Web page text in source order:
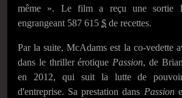
même ». Le film a reçu une sortie
engrangeant 587 615 $ de recettes.
Par la suite, McAdams est la co-vedette
dans le thriller érotique Passion, de
en 2012, qui suit la lutte de
d'entreprise. Sa prestation dans Passion